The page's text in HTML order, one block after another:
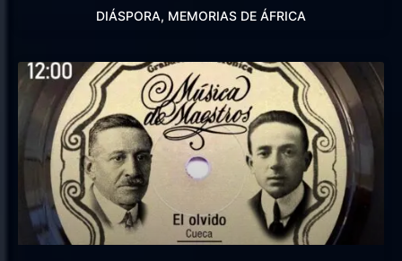
DIÁSPORA, MEMORIAS DE ÁFRICA